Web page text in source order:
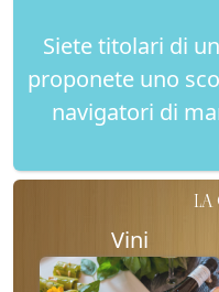
Siete titolari di
proponete uno
navigatori di
LA
Vini